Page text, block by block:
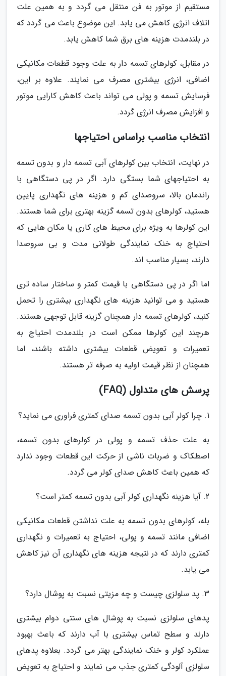
مستقیم از موتور به فن منتقل می گردد و به همین علت
اتلاف انرژی کاهش می یابد. این موضوع باعث می گردد که
در بلندمدت هزینه های برق شما کاهش یابد.
در مقابل، کولرهای تسمه دار به علت وجود قطعات مکانیکی
اضافی، انرژی بیشتری مصرف می نمایند. علاوه بر این،
فرسایش تسمه و پولی می تواند باعث کاهش کارایی موتور
و افزایش مصرف انرژی گردد.
انتخاب مناسب براساس احتیاجها
در نهایت، انتخاب بین کولرهای آبی تسمه دار و بدون تسمه
به احتیاجهای شما بستگی دارد. اگر در پی دستگاهی با
راندمان بالا، سروصدای کم و هزینه های نگهداری پایین
هستید، کولرهای بدون تسمه گزینه بهتری برای شما هستند.
این کولرها به ویژه برای محیط های کاری یا مکان هایی که
احتیاج به خنک نمایندگی طولانی مدت و بی سروصدا
دارند، بسیار مناسب اند.
اما اگر در پی دستگاهی با قیمت کمتر و ساختار ساده تری
هستید و می توانید هزینه های نگهداری بیشتری را تحمل
کنید، کولرهای تسمه دار همچنان گزینه قابل توجهی هستند.
هرچند این کولرها ممکن است در بلندمدت احتیاج به
تعمیرات و تعویض قطعات بیشتری داشته باشند، اما
همچنان از نظر قیمت اولیه به صرفه تر هستند.
پرسش های متداول (FAQ)
1. چرا کولر آبی بدون تسمه صدای کمتری فراوری می نماید؟
به علت حذف تسمه و پولی در کولرهای بدون تسمه،
اصطکاک و ضربات ناشی از حرکت این قطعات وجود ندارد
که همین باعث کاهش صدای کولر می گردد.
2. آیا هزینه نگهداری کولر آبی بدون تسمه کمتر است؟
بله، کولرهای بدون تسمه به علت نداشتن قطعات مکانیکی
اضافی مانند تسمه و پولی، احتیاج به تعمیرات و نگهداری
کمتری دارند که در نتیجه هزینه های نگهداری آن نیز کاهش
می یابد.
3. پد سلولزی چیست و چه مزیتی نسبت به پوشال دارد؟
پدهای سلولزی نسبت به پوشال های سنتی دوام بیشتری
دارند و سطح تماس بیشتری با آب دارند که باعث بهبود
عملکرد کولر و خنک نمایندگی بهتر می گردد. بعلاوه پدهای
سلولزی آلودگی کمتری جذب می نمایند و احتیاج به تعویض